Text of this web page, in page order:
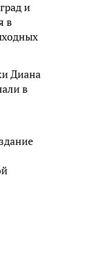
и
в
Диана
в